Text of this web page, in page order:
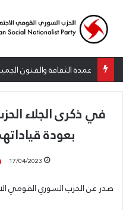
في ذكرى الجلاء
بعودة
17/04/2023
صدر عن الحزب السوري القومي